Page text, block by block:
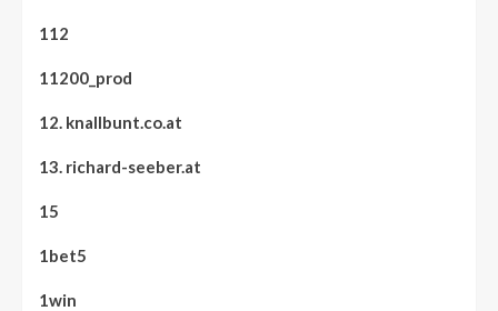
112
11200_prod
12. knallbunt.co.at
13. richard-seeber.at
15
1bet5
1win